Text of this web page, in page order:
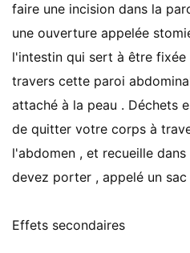
faire une incision dans la
une ouverture appelée
l'intestin qui sert à être
travers cette paroi
attaché à la peau . Déchets
de quitter votre corps à
l'abdomen , et recueille
devez porter , appelé un
Effets secondaires